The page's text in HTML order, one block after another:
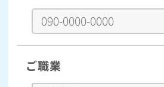
ご職業